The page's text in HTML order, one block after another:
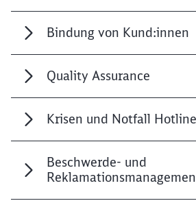
Bindung von Kund:innen
Quality Assurance
Krisen und Notfall
Beschwerde- und